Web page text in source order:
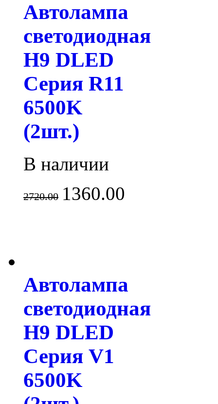
Автолампа
светодиодная
H9 DLED
Серия R11
6500K
(2шт.)
В наличии
2720.00 1360.00
Автолампа
светодиодная
H9 DLED
Серия V1
6500K